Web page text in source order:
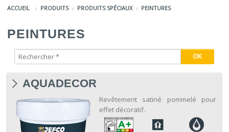
LA MARQUE JEFCO®
ACCUEIL PRODUITS PRODUITS SPÉCIAUX PEINTURES
PEINTURES
AQUADECOR
Revêtement satiné pommelé pour
effet décoratif.